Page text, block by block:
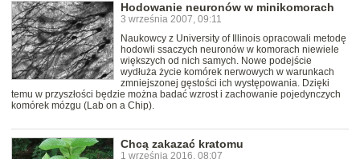
Hodowanie neuronów w minikomorach
3 września 2007, 09:11
Naukowcy z University of Illinois opracowali metodę
hodowli ssaczych neuronów w komorach niewiele
większych od nich samych. Nowe podejście
wydłuża życie komórek nerwowych w warunkach
zmniejszonej gęstości ich występowania. Dzięki
temu w przyszłości będzie można badać wzrost i zachowanie pojedynczych
komórek mózgu (Lab on a Chip).
Chcą zakazać kratomu
1 września 2016, 08:07